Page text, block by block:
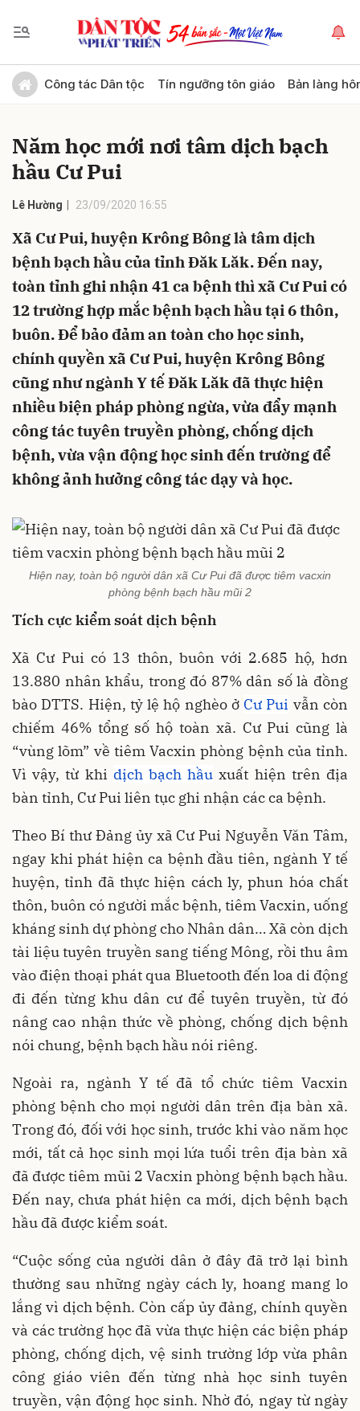
Công tác Dân tộc Tín ngưỡng tôn giáo Bản làng
Năm học mới nơi tâm dịch bạch
hầu Cư Pui
Lê Hường 23/09/2020 16:55
Xã Cư Pui, huyện Krông Bông là tâm dịch
bệnh bạch hầu của tỉnh Đăk Lăk. Đến nay,
toàn tỉnh ghi nhận 41 ca bệnh thì xã Cư Pui có
12 trường hợp mắc bệnh bạch hầu tại 6 thôn,
buôn. Để bảo đảm an toàn cho học sinh,
chính quyền xã Cư Pui, huyện Krông Bông
cũng như ngành Y tế Đăk Lăk đã thực hiện
nhiều biện pháp phòng ngừa, vừa đẩy mạnh
công tác tuyên truyền phòng, chống dịch
bệnh, vừa vận động học sinh đến trường để
không ảnh hưởng công tác dạy và học.
Hiện nay, toàn bộ người dân xã Cư Pui đã được tiêm vacxin
phòng bệnh bạch hầu mũi 2
Tích cực kiểm soát dịch bệnh
Xã Cư Pui có 13 thôn, buôn với 2.685 hộ, hơn
13.880 nhân khẩu, trong đó 87% dân số là đồng
bào DTTS. Hiện, tỷ lệ hộ nghèo ở Cư Pui vẫn còn
chiếm 46% tổng số hộ toàn xã. Cư Pui cũng là
“vùng lõm” về tiêm Vacxin phòng bệnh của tỉnh.
Vì vậy, từ khi dịch bạch hầu xuất hiện trên địa
bàn tỉnh, Cư Pui liên tục ghi nhận các ca bệnh.
Theo Bí thư Đảng ủy xã Cư Pui Nguyễn Văn Tâm,
ngay khi phát hiện ca bệnh đầu tiên, ngành Y tế
huyện, tỉnh đã thực hiện cách ly, phun hóa chất
thôn, buôn có người mắc bệnh, tiêm Vacxin, uống
kháng sinh dự phòng cho Nhân dân… Xã còn dịch
tài liệu tuyên truyền sang tiếng Mông, rồi thu âm
vào điện thoại phát qua Bluetooth đến loa di động
đi đến từng khu dân cư để tuyên truyền, từ đó
nâng cao nhận thức về phòng, chống dịch bệnh
nói chung, bệnh bạch hầu nói riêng.
Ngoài ra, ngành Y tế đã tổ chức tiêm Vacxin
phòng bệnh cho mọi người dân trên địa bàn xã.
Trong đó, đối với học sinh, trước khi vào năm học
mới, tất cả học sinh mọi lứa tuổi trên địa bàn xã
đã được tiêm mũi 2 Vacxin phòng bệnh bạch hầu.
Đến nay, chưa phát hiện ca mới, dịch bệnh bạch
hầu đã được kiểm soát.
“Cuộc sống của người dân ở đây đã trở lại bình
thường sau những ngày cách ly, hoang mang lo
lắng vì dịch bệnh. Còn cấp ủy đảng, chính quyền
và các trường học đã vừa thực hiện các biện pháp
phòng, chống dịch, vệ sinh trường lớp vừa phân
công giáo viên đến từng nhà học sinh tuyên
truyền, vận động học sinh. Nhờ đó, ngay từ ngày
Gửi bình luận
Hủy Gửi